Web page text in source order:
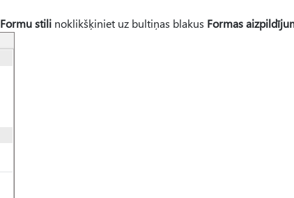
Formu stilinoklikšķiniet uz bultiņas blakus Formas